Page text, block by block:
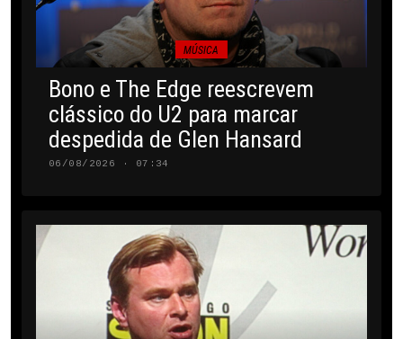
MÚSICA
Bono e The Edge reescrevem
clássico do U2 para marcar
despedida de Glen Hansard
06/08/2026 · 07:34